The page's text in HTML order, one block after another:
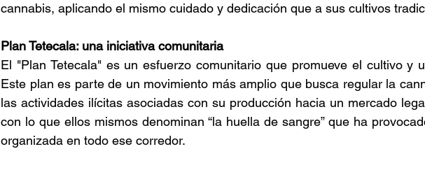
cannabis, aplicando el mismo cuidado y dedicación que a sus cultivos
Plan Tetecala: una iniciativa comunitaria
El "Plan Tetecala" es un esfuerzo comunitario que promueve el cultivo y
Este plan es parte de un movimiento más amplio que busca regular la
las actividades ilícitas asociadas con su producción hacia un mercado
con lo que ellos mismos denominan “la huella de sangre” que ha
organizada en todo ese corredor.